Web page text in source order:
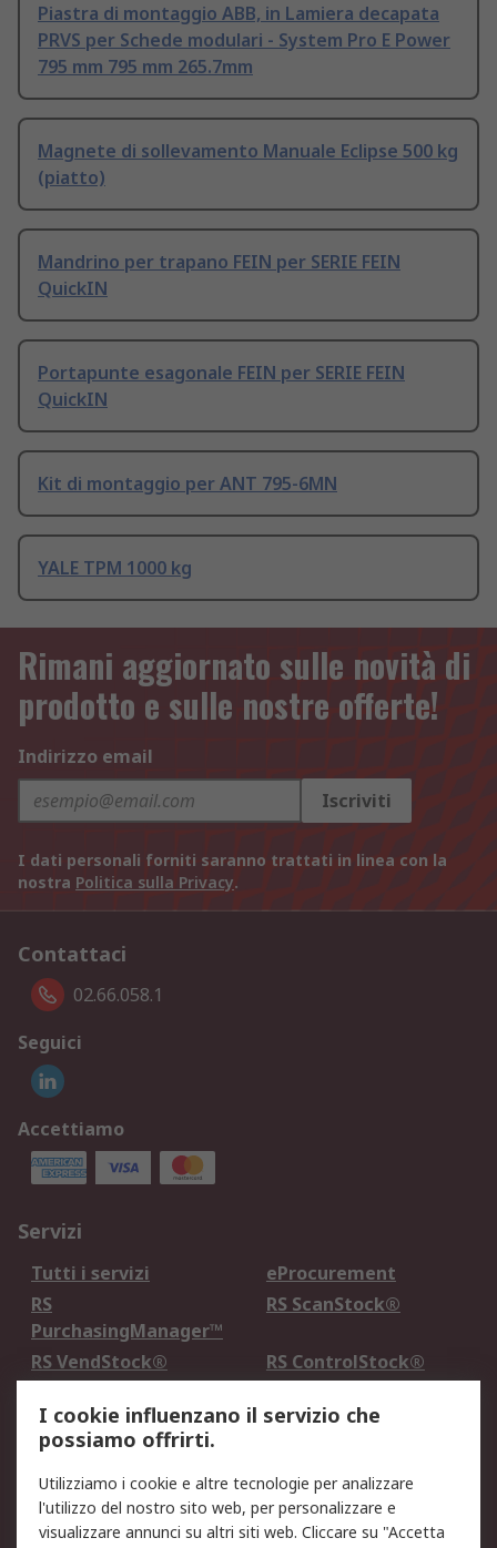
Piastra di montaggio ABB, in Lamiera decapata
PRVS per Schede modulari - System Pro E Power
795 mm 795 mm 265.7mm
Magnete di sollevamento Manuale Eclipse 500 kg
(piatto)
Mandrino per trapano FEIN per SERIE FEIN
QuickIN
Portapunte esagonale FEIN per SERIE FEIN
QuickIN
Kit di montaggio per ANT 795-6MN
YALE TPM 1000 kg
Rimani aggiornato sulle novità di
prodotto e sulle nostre offerte!
Indirizzo email
Iscriviti
I dati personali forniti saranno trattati in linea con la
nostra Politica sulla Privacy.
Contattaci
02.66.058.1
Seguici
Accettiamo
Servizi
Tutti i servizi
eProcurement
RS
PurchasingManager™
RS ScanStock®
RS VendStock®
RS ControlStock®
Legale
Informativa Cookie
Informativa Privacy -
Aggiornata
I cookie influenzano il servizio che
possiamo offrirti.
Utilizziamo i cookie e altre tecnologie per analizzare
l'utilizzo del nostro sito web, per personalizzare e
visualizzare annunci su altri siti web. Cliccare su "Accetta